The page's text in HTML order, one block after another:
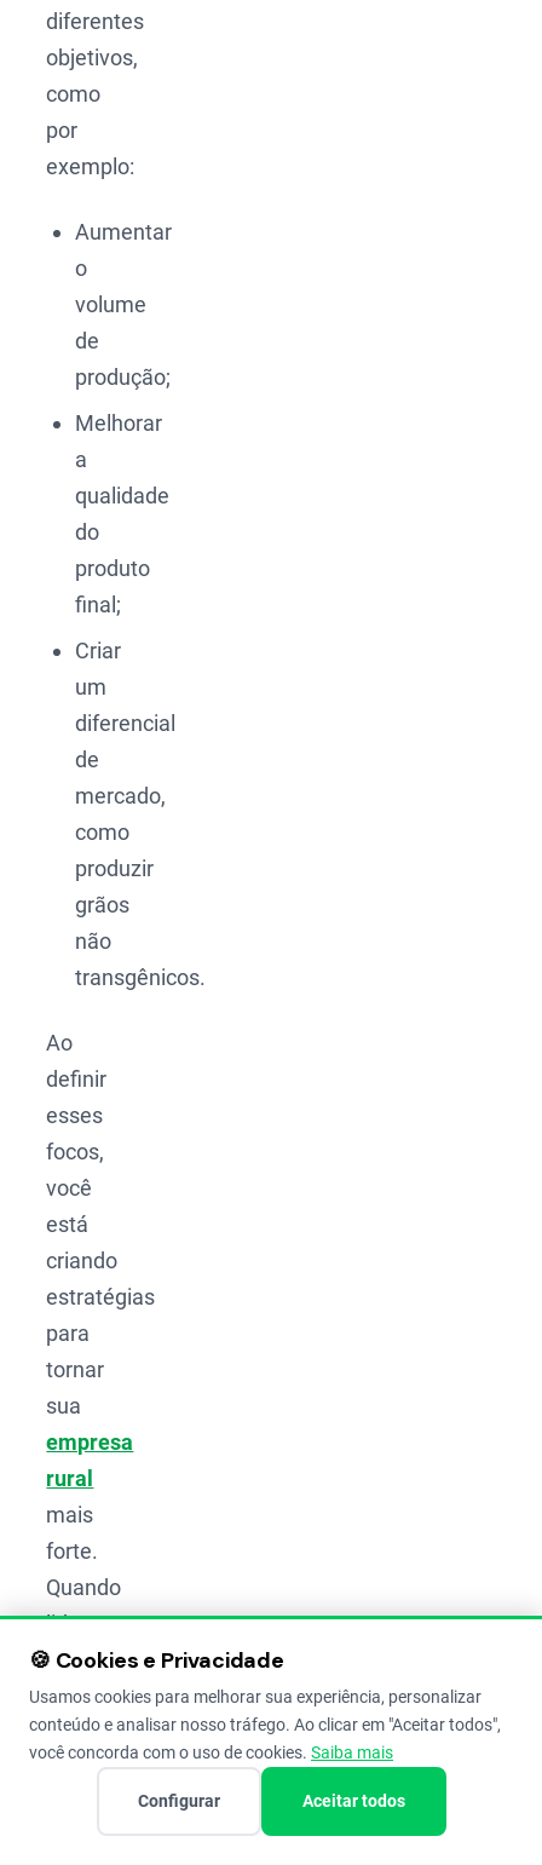
diferentes
objetivos,
como
por
exemplo:
Aumentar
o
volume
de
produção;
Melhorar
a
qualidade
do
produto
final;
Criar
um
diferencial
de
mercado,
como
produzir
grãos
não
transgênicos.
Ao
definir
esses
focos,
você
está
criando
estratégias
para
tornar
sua
empresa
rural
mais
forte.
Quando
lidamos
com
commodities,
o
caminho
🍪 Cookies e Privacidade
Usamos cookies para melhorar sua experiência, personalizar
conteúdo e analisar nosso tráfego. Ao clicar em "Aceitar todos",
você concorda com o uso de cookies. Saiba mais
Configurar Aceitar todos